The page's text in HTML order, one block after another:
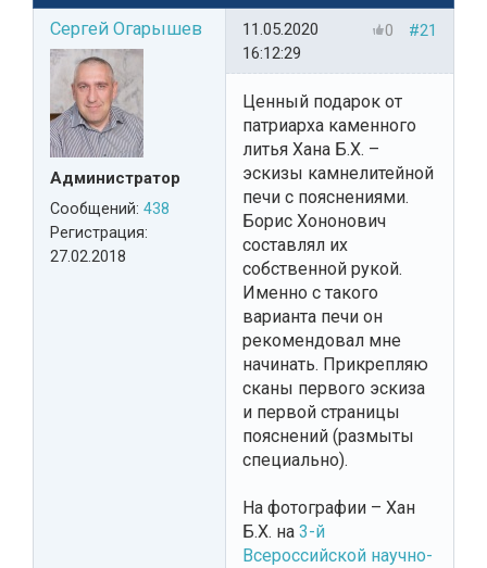
Сергей Огарышев
Администратор
Сообщений: 438
Регистрация:
27.02.2018
#21
0
11.05.2020
16:12:29
Ценный подарок от
патриарха каменного
литья Хана Б.Х. –
эскизы камнелитейной
печи с пояснениями.
Борис Хононович
составлял их
собственной рукой.
Именно с такого
варианта печи он
рекомендовал мне
начинать. Прикрепляю
сканы первого эскиза
и первой страницы
пояснений (размыты
специально).
На фотографии – Хан
Б.Х. на 3-й
Всероссийской научно-